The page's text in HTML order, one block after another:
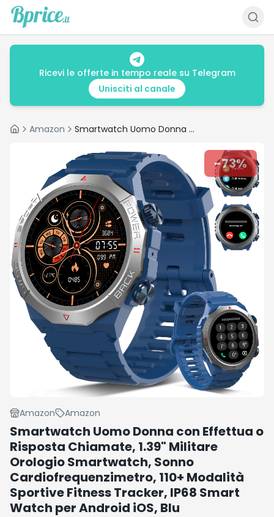
Ricevi le offerte in tempo reale su Telegram
Unisciti al canale
HomeAmazon Smartwatch Uomo Donna con Effettua o Risposta Chiamate, 1.39" Militare Orologio Smartwatch, Sonno Cardiofrequenzimetro, 110+ Modalità Sportive Fitness Tracker, IP68 Smart Watch per Android iOS, Blu
-73%
Amazon Amazon
Smartwatch Uomo Donna con Effettua o
Risposta Chiamate, 1.39" Militare
Orologio Smartwatch, Sonno
Cardiofrequenzimetro, 110+ Modalità
Sportive Fitness Tracker, IP68 Smart
Watch per Android iOS, Blu